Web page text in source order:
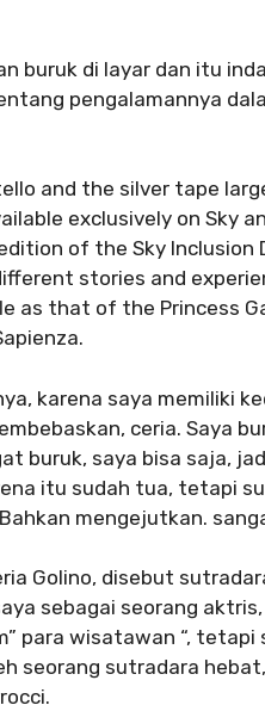
buruk di layar dan itu
pengalamannya
and the silver tape
exclusively on Sky
of the Sky
stories and
as that of the Princess
karena saya memiliki
ceria. Saya
buruk, saya bisa saja,
itu sudah tua, tetapi
mengejutkan.
Golino, disebut
sebagai seorang
para wisatawan “,
seorang sutradara